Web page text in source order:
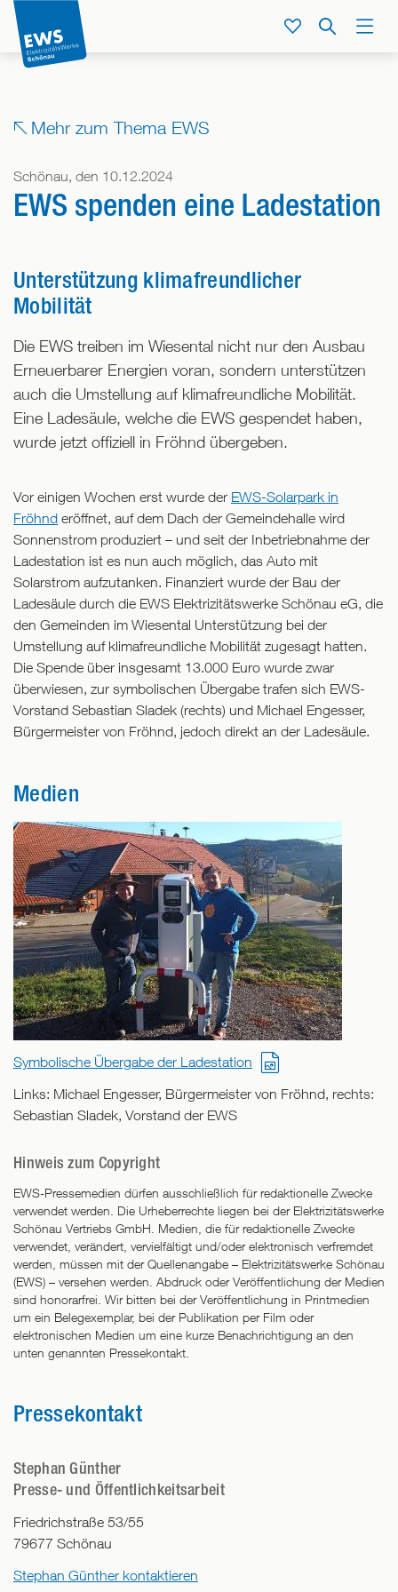
Direkt
zum
Inhalt
Menü
Suche
Service
Mehr zum Thema EWS
Schönau, den 10.12.2024
EWS spenden eine Ladestation
Unterstützung klimafreundlicher
Mobilität
Die EWS treiben im Wiesental nicht nur den Ausbau
Erneuerbarer Energien voran, sondern unterstützen
auch die Umstellung auf klimafreundliche Mobilität.
Eine Ladesäule, welche die EWS gespendet haben,
wurde jetzt offiziell in Fröhnd übergeben.
Vor einigen Wochen erst wurde der EWS-Solarpark in
Fröhnd eröffnet, auf dem Dach der Gemeindehalle wird
Sonnenstrom produziert – und seit der Inbetriebnahme der
Ladestation ist es nun auch möglich, das Auto mit
Solarstrom aufzutanken. Finanziert wurde der Bau der
Ladesäule durch die EWS Elektrizitätswerke Schönau eG, die
den Gemeinden im Wiesental Unterstützung bei der
Umstellung auf klimafreundliche Mobilität zugesagt hatten.
Die Spende über insgesamt 13.000 Euro wurde zwar
überwiesen, zur symbolischen Übergabe trafen sich EWS-
Vorstand Sebastian Sladek (rechts) und Michael Engesser,
Bürgermeister von Fröhnd, jedoch direkt an der Ladesäule.
Medien
Symbolische Übergabe der Ladestation
Links: Michael Engesser, Bürgermeister von Fröhnd, rechts:
Sebastian Sladek, Vorstand der EWS
Hinweis zum Copyright
EWS-Pressemedien dürfen ausschließlich für redaktionelle Zwecke
verwendet werden. Die Urheberrechte liegen bei der Elektrizitätswerke
Schönau Vertriebs GmbH. Medien, die für redaktionelle Zwecke
verwendet, verändert, vervielfältigt und/oder elektronisch verfremdet
werden, müssen mit der Quellenangabe – Elektrizitätswerke Schönau
(EWS) – versehen werden. Abdruck oder Veröffentlichung der Medien
sind honorarfrei. Wir bitten bei der Veröffentlichung in Printmedien
um ein Belegexemplar, bei der Publikation per Film oder
elektronischen Medien um eine kurze Benachrichtigung an den
unten genannten Pressekontakt.
Pressekontakt
Stephan Günther
Presse- und Öffentlichkeitsarbeit
Friedrichstraße 53/55
79677 Schönau
Stephan Günther kontaktieren